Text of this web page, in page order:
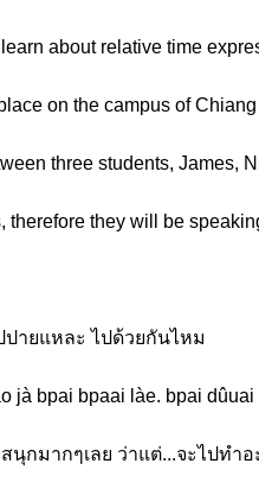
about relative time
on the campus of
three students, James,
therefore they will be
ปายแหละ ไปด้วยกันไหม
jà bpai bpaai làe. bpai dûuai
นุกมากๆเลย ว่าแต่...จะไปทำอ